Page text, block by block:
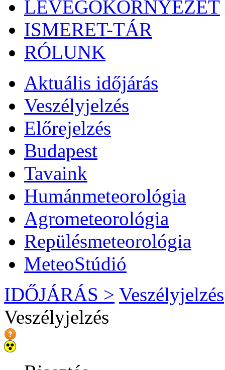
LEVEGŐKÖRNYEZET
ISMERET-TÁR
RÓLUNK
Aktuális időjárás
Veszélyjelzés
Előrejelzés
Budapest
Tavaink
Humánmeteorológia
Agrometeorológia
Repülésmeteorológia
MeteoStúdió
IDŐJÁRÁS > Veszélyjelzés
Veszélyjelzés